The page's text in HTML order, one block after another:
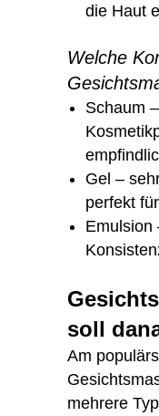
die Haut
Welche
Schaum
Gel –
perfekt
Emulsion
soll
Am
mehrere